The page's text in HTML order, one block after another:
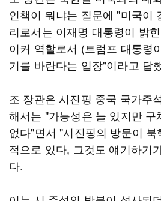
인책이 뭐냐는 질문에 "미국이
리로서는 이재명 대통령이 밝
이커 역할로서 (트럼프 대통령
기를 바란다는 입장"이라고 답
조 장관은 시진핑 중국 국가주
해서는 "가능성은 늘 있지만
없다"면서 "시진핑의 방문이
적으로 있다, 그것도 얘기하기
다.